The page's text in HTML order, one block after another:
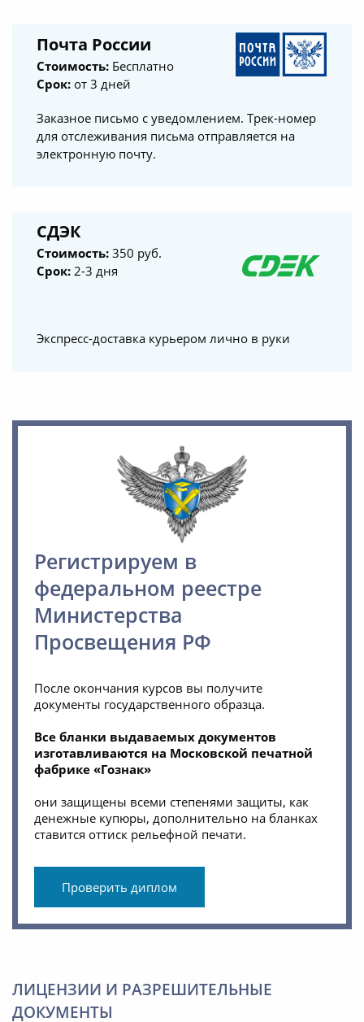
Почта России
Стоимость: Бесплатно
Срок: от 3 дней
Заказное письмо с уведомлением. Трек-номер
для отслеживания письма отправляется на
электронную почту.
СДЭК
Стоимость: 350 руб.
Срок: 2-3 дня
Экспресс-доставка курьером лично в руки
Регистрируем в
федеральном реестре
Министерства
Просвещения РФ
После окончания курсов вы получите
документы государственного образца.
Все бланки выдаваемых документов
изготавливаются на Московской печатной
фабрике «Гознак»
они защищены всеми степенями защиты, как
денежные купюры, дополнительно на бланках
ставится оттиск рельефной печати.
Проверить диплом
ЛИЦЕНЗИИ И РАЗРЕШИТЕЛЬНЫЕ
ДОКУМЕНТЫ